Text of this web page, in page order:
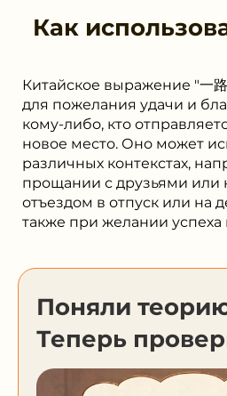
Как
Китайское выражение "一
для пожелания удачи и
кому-либо, кто
новое место. Оно может
различных контекстах,
прощании с друзьями или
отъездом в отпуск или на
также при желании
Поняли теорию
Теперь